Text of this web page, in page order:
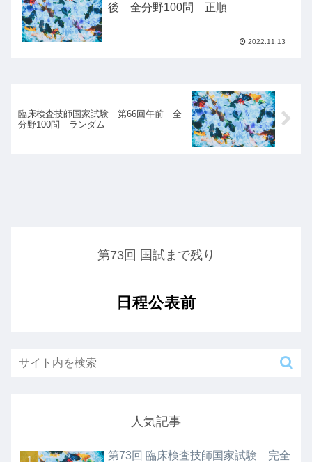
後 全分野100問 正順
2022.11.13
臨床検査技師国家試験 第66回午前 全
分野100問 ランダム
第73回 国試まで残り
日程公表前
人気記事
第73回 臨床検査技師国家試験 完全